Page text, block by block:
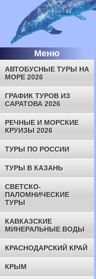
Меню
АВТОБУСНЫЕ ТУРЫ НА
МОРЕ 2026
ГРАФИК ТУРОВ ИЗ
САРАТОВА 2026
РЕЧНЫЕ И МОРСКИЕ
КРУИЗЫ 2026
ТУРЫ ПО РОССИИ
ТУРЫ В КАЗАНЬ
СВЕТСКО-
ПАЛОМНИЧЕСКИЕ
ТУРЫ
КАВКАЗСКИЕ
МИНЕРАЛЬНЫЕ ВОДЫ
КРАСНОДАРСКИЙ КРАЙ
КРЫМ